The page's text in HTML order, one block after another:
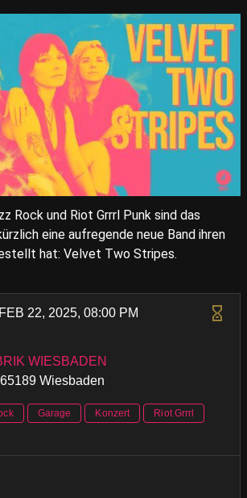
Rock und Riot Grrrl Punk sind das
eine aufregende neue Band ihren
hat: Velvet Two Stripes.
22, 2025, 08:00 PM
WIESBADEN
Wiesbaden
Garage Konzert
Riot Grrrl